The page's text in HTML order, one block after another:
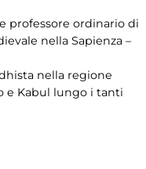
professore ordinario di
nella Sapienza –
nella regione
e Kabul lungo i tanti